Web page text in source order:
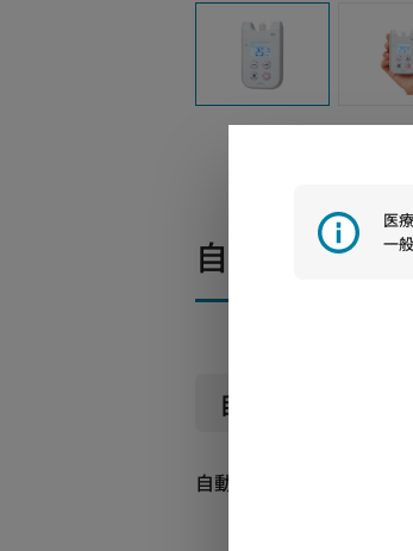
自動カフ圧
自動カフ圧コ
自動カフ圧コントローラ
医
一